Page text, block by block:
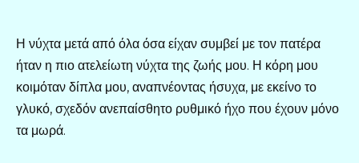
Η νύχτα μετά από όλα όσα είχαν συμβεί με τον πατέρα
ήταν η πιο ατελείωτη νύχτα της ζωής μου. Η κόρη μου
κοιμόταν δίπλα μου, αναπνέοντας ήσυχα, με εκείνο το
γλυκό, σχεδόν ανεπαίσθητο ρυθμικό ήχο που έχουν μόνο
τα μωρά.